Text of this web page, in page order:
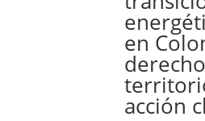
en
acción